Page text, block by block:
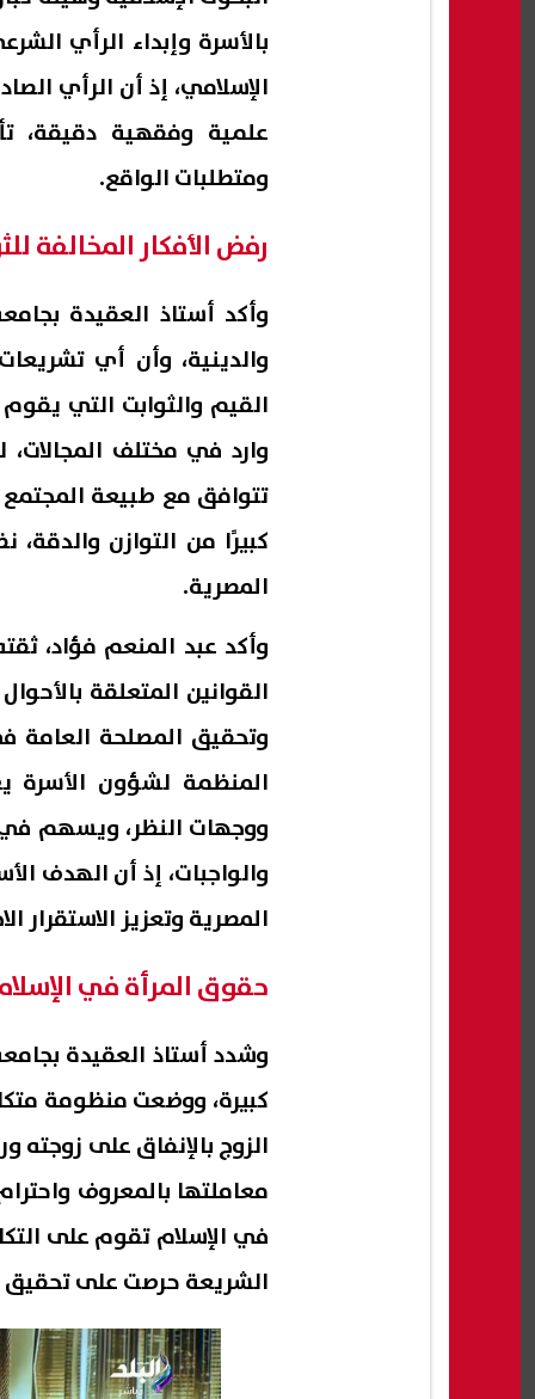
بالأسرة وإبداء الرأي
الإسلامي، إذ أن الرأي
علمية وفقهية دقيقة،
ومتطلبات الواقع.
رفض الأفكار المخالفة
وأكد أستاذ العقيدة
والدينية، وأن أي
القيم والثوابت التي يقوم
وارد في مختلف المجالات،
تتوافق مع طبيعة المجتمع
كبيرًا من التوازن والدقة،
المصرية.
وأكد عبد المنعم فؤاد،
القوانين المتعلقة
وتحقيق المصلحة العامة
المنظمة لشؤون الأسرة
ووجهات النظر، ويسهم
والواجبات، إذ أن الهدف
المصرية وتعزيز
حقوق المرأة في
وشدد أستاذ العقيدة
كبيرة، ووضعت منظومة
الزوج بالإنفاق على زوجته
معاملتها بالمعروف
في الإسلام تقوم على
الشريعة حرصت على تحقيق